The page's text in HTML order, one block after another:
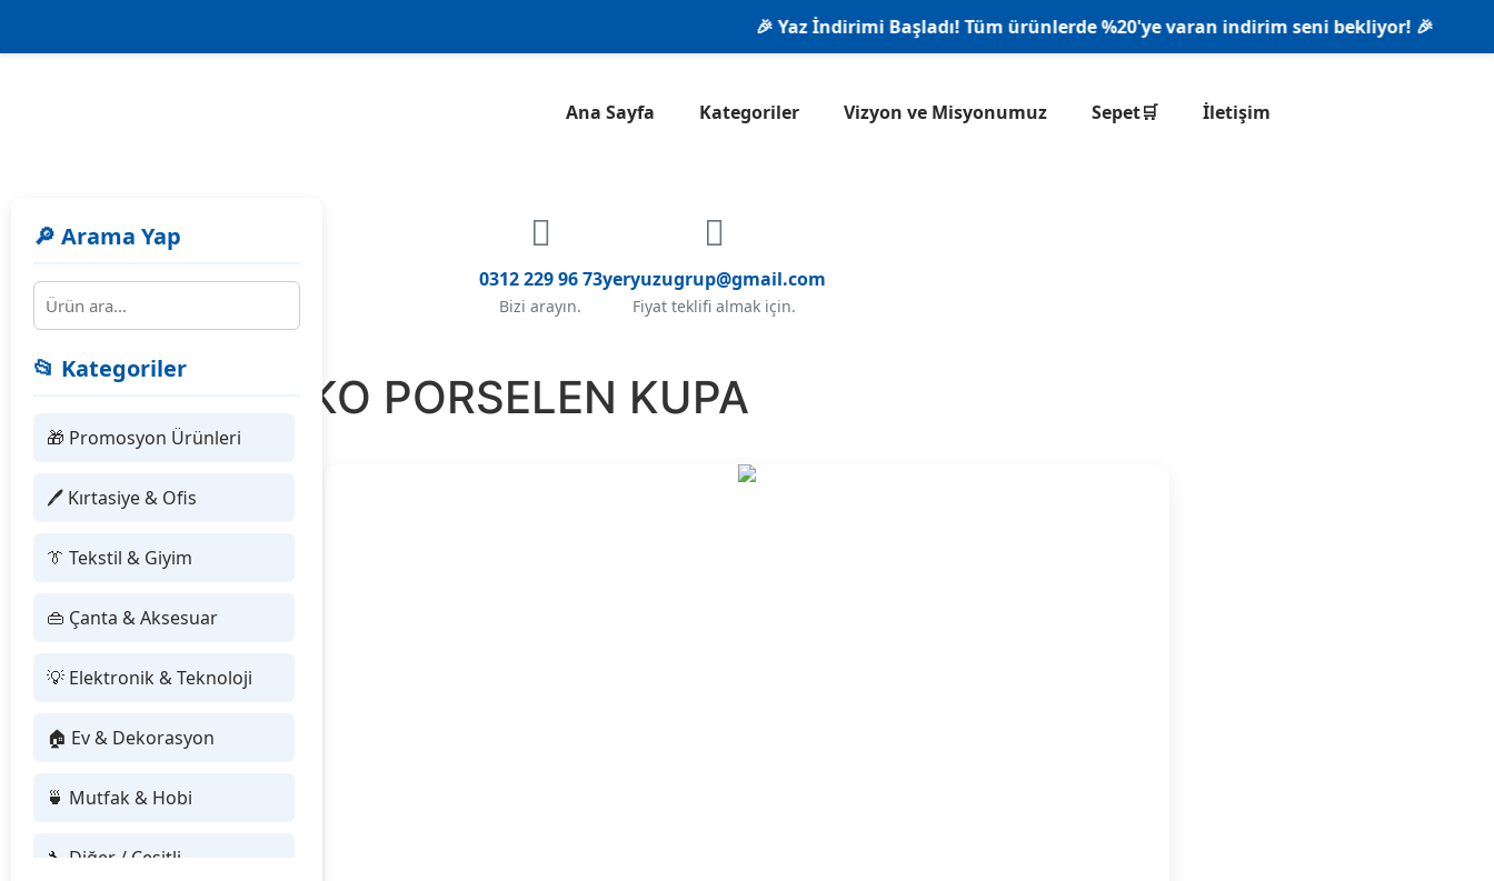
🎉 Yaz İndirimi Başladı! Tüm ürünlerde %20'ye varan indirim seni bekliyor! 🎉
Ana Sayfa Kategoriler Vizyon ve Misyonumuz Sepet🛒 İletişim
0312 229 96 73
Bizi arayın.
yeryuzugrup@gmail.com
Fiyat teklifi almak için.
🔎 Arama Yap
📂 Kategoriler
🎁 Promosyon Ürünleri
🖊 Kırtasiye & Ofis
👔 Tekstil & Giyim
👜 Çanta & Aksesuar
💡 Elektronik & Teknoloji
🏠 Ev & Dekorasyon
🍵 Mutfak & Hobi
🔧 Diğer / Çeşitli
913102 EKO PORSELEN KUPA